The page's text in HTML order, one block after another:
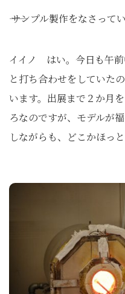
―― サンプル製作をなさっ
イイノ はい。今日も午前
と打ち合わせをしていた
います。出展まで２か月
ろなのですが、モデルが
しながらも、どこかほっ